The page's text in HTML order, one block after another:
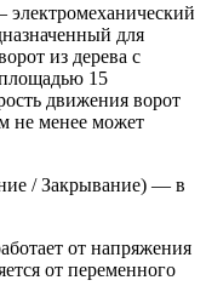
для
из дерева с
15
движения ворот
не менее может
/ Закрывание) — в
от напряжения
от переменного